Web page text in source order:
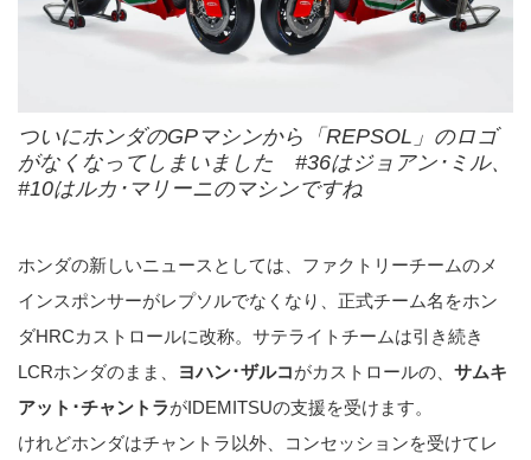
ついにホンダのGPマシンから「REPSOL」のロゴ
がなくなってしまいました #36はジョアン･ミル、
#10はルカ･マリーニのマシンですね
ホンダの新しいニュースとしては、ファクトリーチームのメ
インスポンサーがレプソルでなくなり、正式チーム名をホン
ダHRCカストロールに改称。サテライトチームは引き続き
LCRホンダのまま、
ヨハン･ザルコがカストロールの、 サムキ
アット･チャントラがIDEMITSUの支援を受けます。
けれどホンダはチャントラ以外、コンセッションを受けてレ